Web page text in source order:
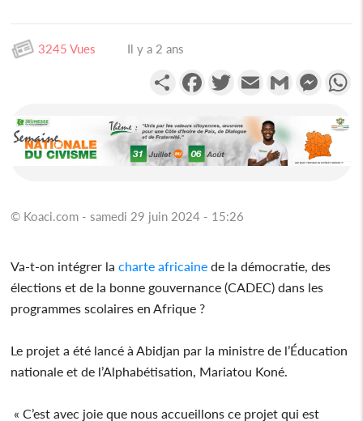
3245 Vues Il y a 2 ans
PartagerFacebookTwitterEmail Gmail
© Koaci.com - samedi 29 juin 2024 - 15:26
Va-t-on intégrer lacharte africaine de la démocratie, des
élections et de la bonne gouvernance (CADEC) dans les
programmes scolaires en Afrique ?
Le projet a été lancé à Abidjan par la ministre de l’Éducation
nationale et de l’Alphabétisation, Mariatou Koné.
« C’est avec joie que nous accueillons ce projet qui est